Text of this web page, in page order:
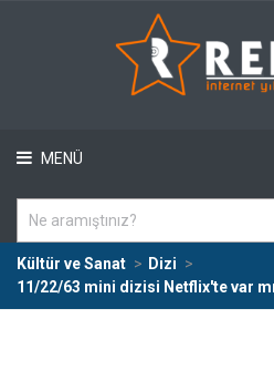
MENÜ
Kültür ve Sanat
Dizi
11/22/63 mini dizisi Netflix'te var